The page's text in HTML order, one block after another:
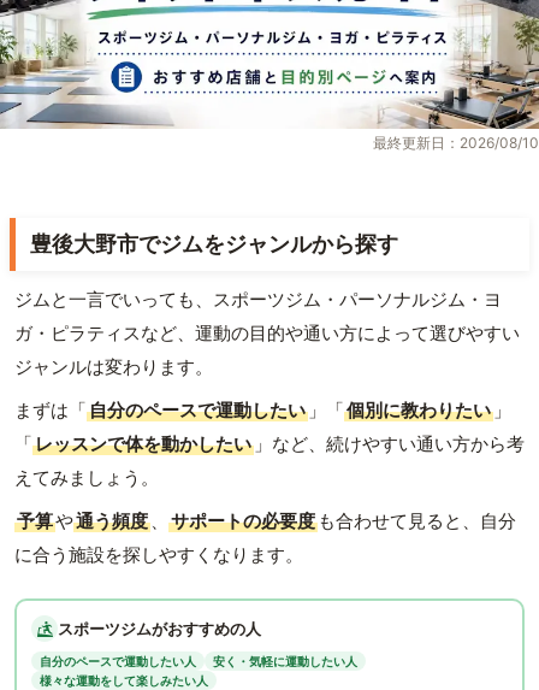
最終更新日：2026/08/10
豊後大野市でジムをジャンルから探す
ジムと一言でいっても、スポーツジム・パーソナルジム・ヨ
ガ・ピラティスなど、運動の目的や通い方によって選びやすい
ジャンルは変わります。
まずは「自分のペースで運動したい 」「個別に教わりたい 」
「レッスンで体を動かしたい 」など、続けやすい通い方から考
えてみましょう。
予算や通う頻度 、 サポートの必要度 も合わせて見ると、自分
に合う施設を探しやすくなります。
スポーツジムがおすすめの人
自分のペースで運動したい人
安く・気軽に運動したい人
様々な運動をして楽しみたい人